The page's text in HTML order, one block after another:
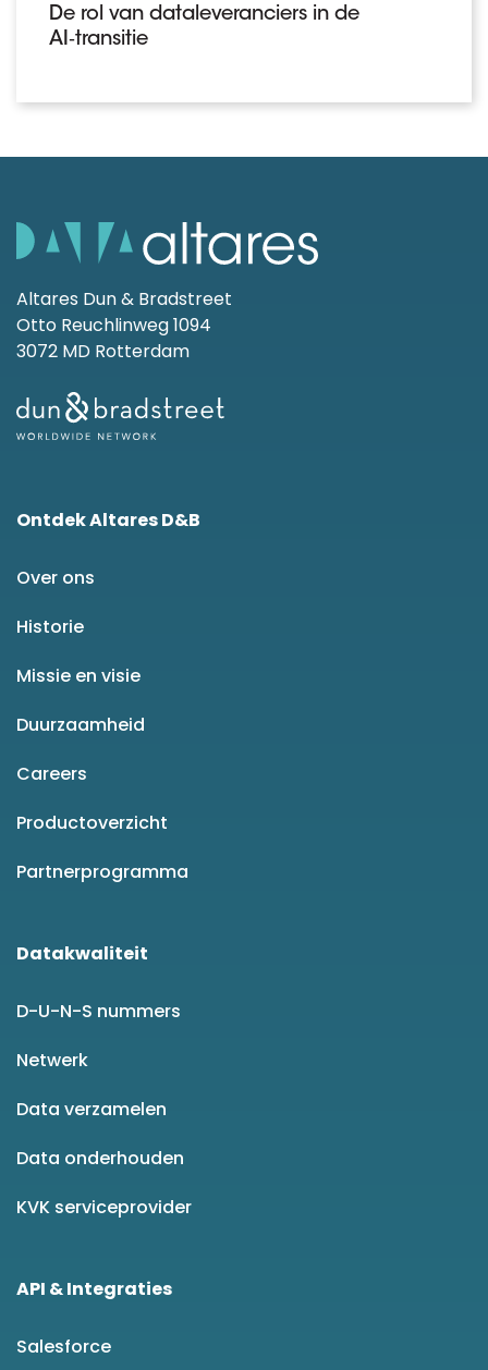
De rol van dataleveranciers in de
AI‑transitie
Altares Dun & Bradstreet
Otto Reuchlinweg 1094
3072 MD Rotterdam
Ontdek Altares D&B
Over ons
Historie
Missie en visie
Duurzaamheid
Careers
Productoverzicht
Partnerprogramma
Datakwaliteit
D-U-N-S nummers
Netwerk
Data verzamelen
Data onderhouden
KVK serviceprovider
API & Integraties
Salesforce